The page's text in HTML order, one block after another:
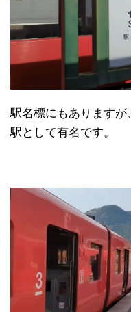
駅名標にもあります
駅として有名です。